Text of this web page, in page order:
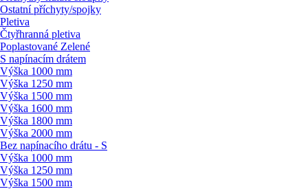
Ostatní příchyty/spojky
Pletiva
Čtyřhranná pletiva
Poplastované Zelené
S napínacím drátem
Výška 1000 mm
Výška 1250 mm
Výška 1500 mm
Výška 1600 mm
Výška 1800 mm
Výška 2000 mm
Bez napínacího drátu - S
Výška 1000 mm
Výška 1250 mm
Výška 1500 mm